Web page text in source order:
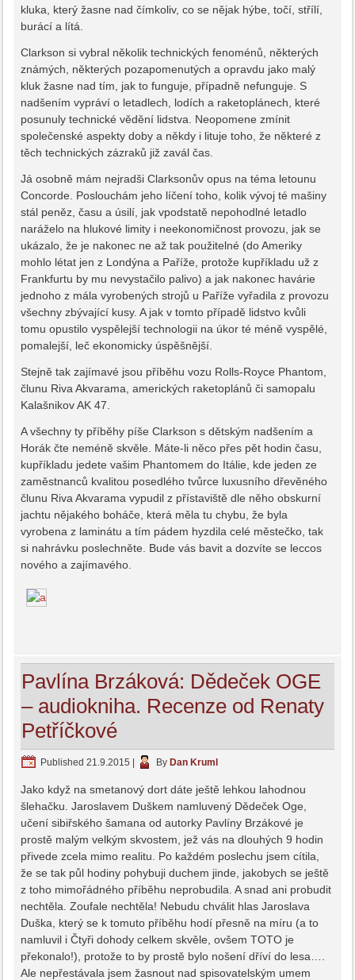
kluka, který žasne nad čímkoliv, co se nějak hýbe, točí, střílí,
burácí a lítá.
Clarkson si vybral několik technických fenoménů, některých
známých, některých pozapomenutých a opravdu jako malý
kluk žasne nad tím, jak to funguje, případně nefunguje. S
nadšením vypráví o letadlech, lodích a raketoplánech, které
posunuly technické vědění lidstva. Neopomene zmínit
společenské aspekty doby a někdy i lituje toho, že některé z
těch technických zázraků již zavál čas.
Já osobně mám nejradši Clarksonův opus na téma letounu
Concorde. Poslouchám jeho líčení toho, kolik vývoj té mašiny
stál peněz, času a úsilí, jak vpodstatě nepohodlné letadlo
naráželo na hlukové limity i neekonomičnost provozu, jak se
ukázalo, že je nakonec ne až tak použitelné (do Ameriky
mohlo létat jen z Londýna a Paříže, protože kupříkladu už z
Frankfurtu by mu nevystačilo palivo) a jak nakonec havárie
jednoho z mála vyrobených strojů u Paříže vyřadila z provozu
všechny zbývající kusy. A jak v tomto případě lidstvo kvůli
tomu opustilo vyspělejší technologii na úkor té méně vyspělé,
pomalejší, leč ekonomicky úspěšnější.
Stejně tak zajímavé jsou příběhu vozu Rolls-Royce Phantom,
člunu Riva Akvarama, amerických raketoplánů či samopalu
Kalašnikov AK 47.
A všechny ty příběhy píše Clarkson s dětským nadšením a
Horák čte neméně skvěle. Máte-li něco přes pět hodin času,
kupříkladu jedete vašim Phantomem do Itálie, kde jeden ze
zaměstnanců kvalitou posedlého tvůrce luxusního dřevěného
člunu Riva Akvarama vypudil z přístaviště dle něho obskurní
jachtu nějakého boháče, která měla tu chybu, že byla
vyrobena z laminátu a tím pádem hyzdila celé městečko, tak
si nahrávku poslechněte. Bude vás bavit a dozvíte se leccos
nového a zajímavého.
Pavlína Brzáková: Dědeček OGE
– audiokniha. Recenze od Renaty
Petříčkové
Published 21.9.2015 By Dan Kruml
Jako když na smetanový dort dáte ještě lehkou lahodnou
šlehačku. Jaroslavem Duškem namluvený Dědeček Oge,
učení sibiřského šamana od autorky Pavlíny Brzákové je
prostě malým velkým skvostem, jež vás na dlouhých 9 hodin
přivede zcela mimo realitu. Po každém poslechu jsem cítila,
že se tak půl hodiny pohybuji duchem jinde, jakobych se ještě
z toho mimořádného příběhu neprobudila. A snad ani probudit
nechtěla. Zoufale nechtěla! Nebudu chválit hlas Jaroslava
Duška, který se k tomuto příběhu hodí přesně na míru (a to
namluvil i Čtyři dohody celkem skvěle, ovšem TOTO je
překonalo!), protože to by prostě bylo nošení dříví do lesa….
Ale nepřestávala jsem žasnout nad spisovatelským umem